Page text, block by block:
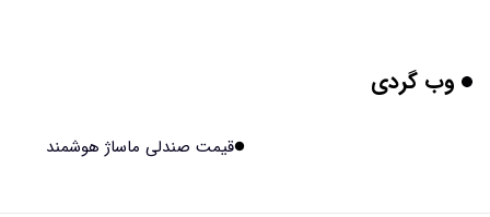
تبدیل پلاستیک سرسخت PVC به ماده روان‌کننده ممکن شد
وب گردی
قیمت صندلی ماساژ هوشمند